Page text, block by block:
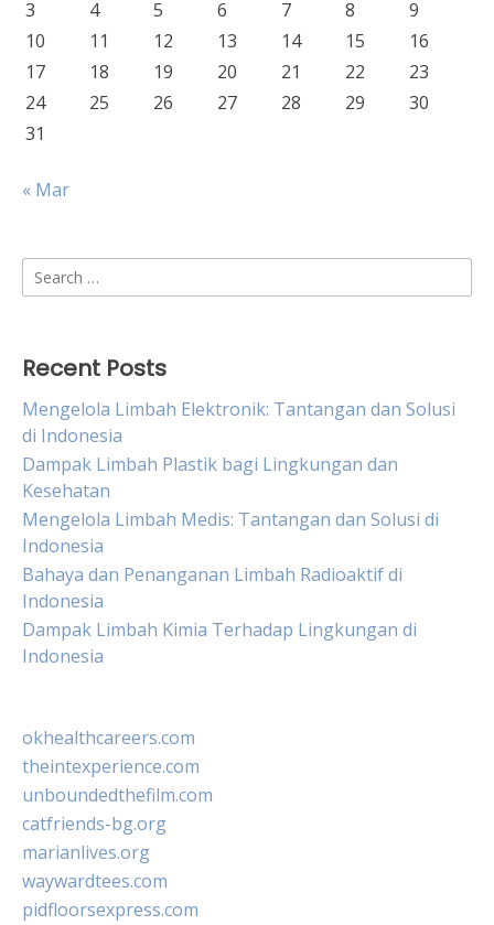
3 4 5 6 7 8
9
10
11 12 13 14 15
16
17
18 19 20 21 22
23
24
25 26 27 28 29
30
31
« Mar
Search
for:
Recent Posts
Mengelola Limbah Elektronik: Tantangan dan Solusi
di Indonesia
Dampak Limbah Plastik bagi Lingkungan dan
Kesehatan
Mengelola Limbah Medis: Tantangan dan Solusi di
Indonesia
Bahaya dan Penanganan Limbah Radioaktif di
Indonesia
Dampak Limbah Kimia Terhadap Lingkungan di
Indonesia
okhealthcareers.com
theintexperience.com
unboundedthefilm.com
catfriends-bg.org
marianlives.org
waywardtees.com
pidfloorsexpress.com